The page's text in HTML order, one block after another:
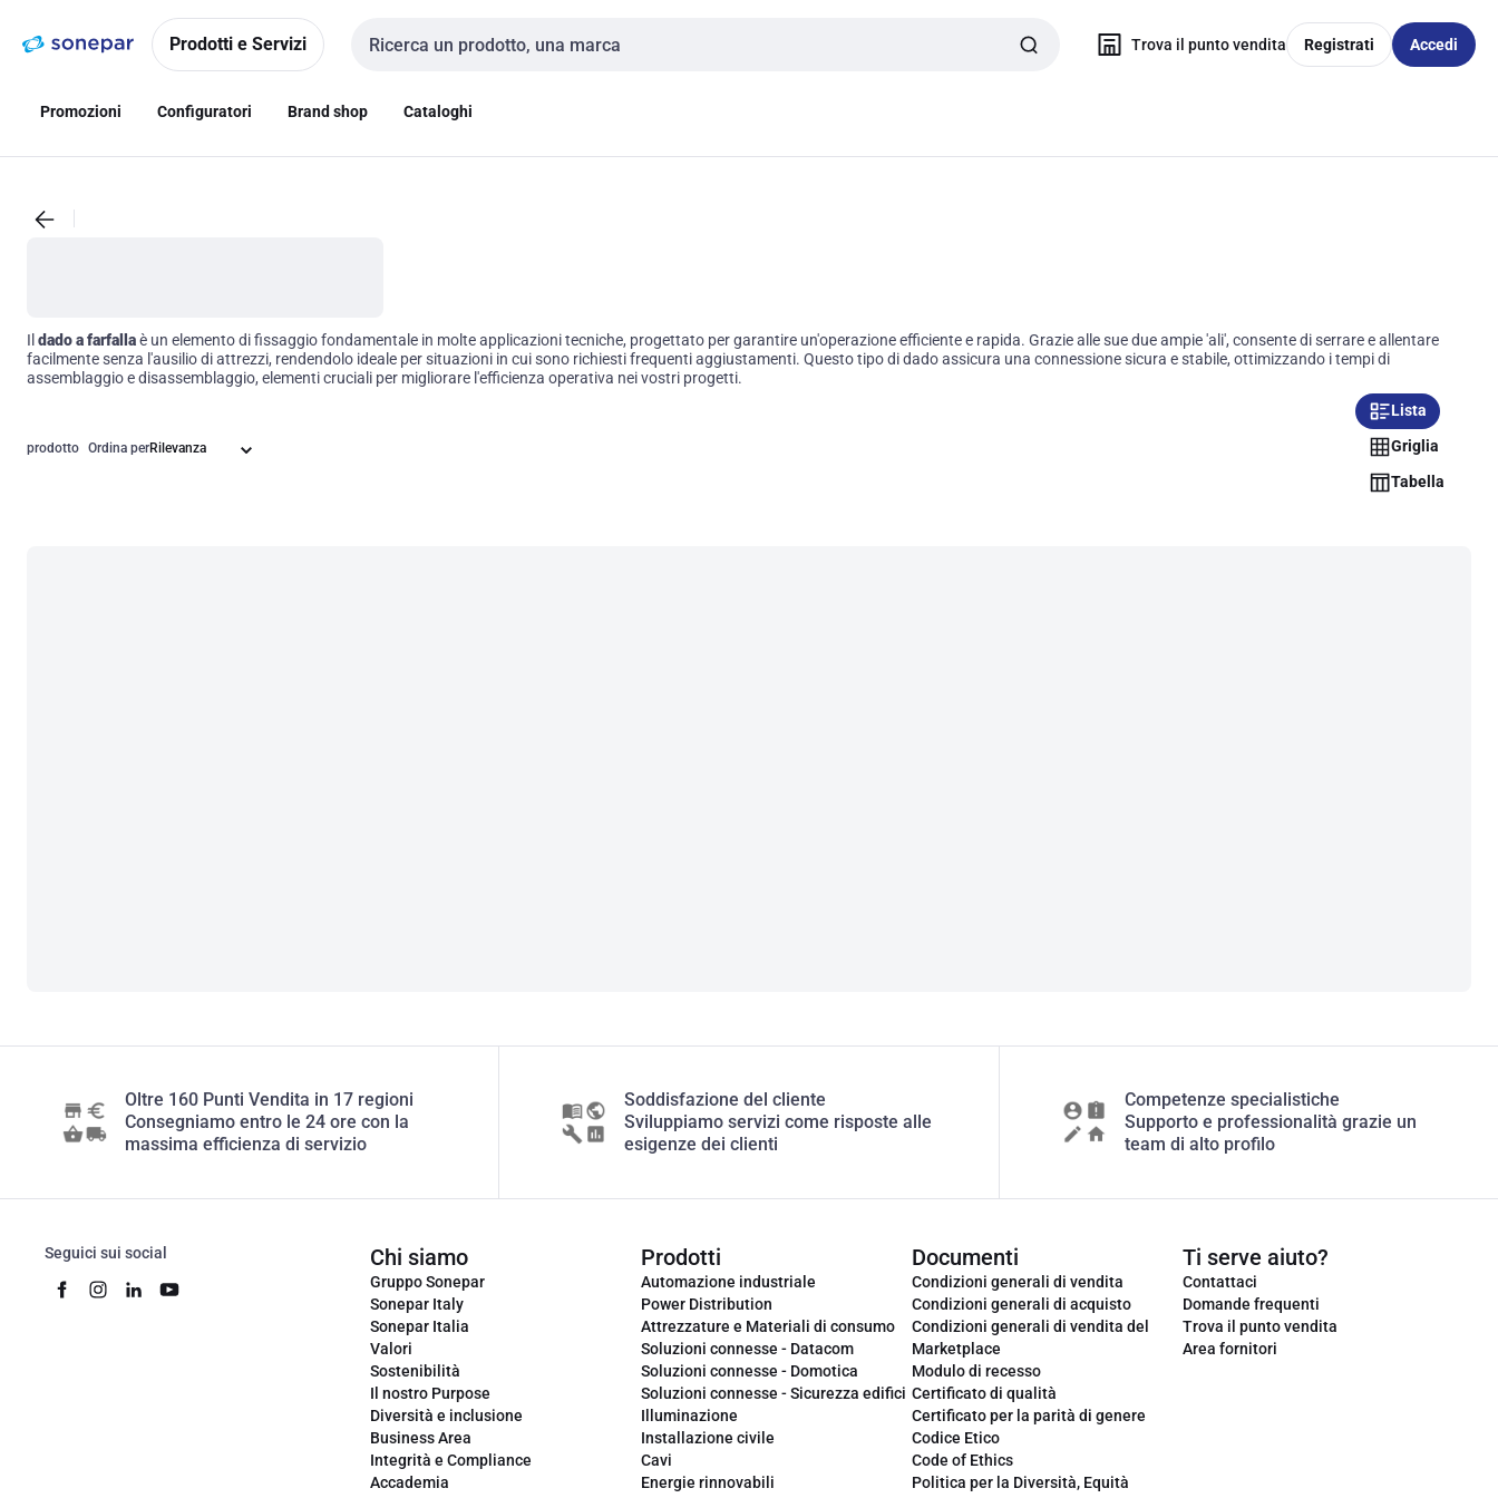
navigazionealla
Prodotti e Servizi
Cerca input
Trova il punto vendita Registrati Accedi
Promozioni Configuratori Brand shop Cataloghi
Il dado a farfallaè un elemento di fissaggio fondamentale in molte applicazioni tecniche, progettato per garantire un'operazione efficiente e rapida. Grazie alle sue due ampie 'ali', consente di serrare e allentare
facilmente senza l'ausilio di attrezzi, rendendolo ideale per situazioni in cui sono richiesti frequenti aggiustamenti. Questo tipo di dado assicura una connessione sicura e stabile, ottimizzando i tempi di
assemblaggio e disassemblaggio, elementi cruciali per migliorare l'efficienza operativa nei vostri progetti.
prodotto Ordina per
Lista
Griglia
Tabella
Oltre 160 Punti Vendita in 17 regioni
Consegniamo entro le 24 ore con la
massima efficienza di servizio
Soddisfazione del cliente
Sviluppiamo servizi come risposte alle
esigenze dei clienti
Competenze specialistiche
Supporto e professionalità grazie un
team di alto profilo
Seguici sui social Chi siamo
Gruppo Sonepar
Sonepar Italy
Sonepar Italia
Valori
Sostenibilità
Il nostro Purpose
Diversità e inclusione
Business Area
Integrità e Compliance
Accademia
Prodotti
Automazione industriale
Power Distribution
Attrezzature e Materiali di consumo
Soluzioni connesse - Datacom
Soluzioni connesse - Domotica
Soluzioni connesse - Sicurezza edifici
Illuminazione
Installazione civile
Cavi
Energie rinnovabili
Documenti
Condizioni generali di vendita
Condizioni generali di acquisto
Condizioni generali di vendita del
Marketplace
Modulo di recesso
Certificato di qualità
Certificato per la parità di genere
Codice Etico
Code of Ethics
Politica per la Diversità, Equità
Ti serve aiuto?
Contattaci
Domande frequenti
Trova il punto vendita
Area fornitori